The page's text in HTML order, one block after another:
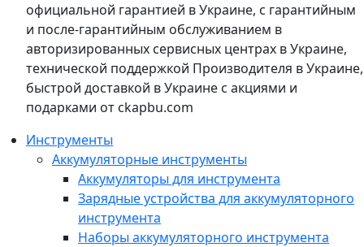
официальной гарантией в Украине, с гарантийным
и после-гарантийным обслуживанием в
авторизированных сервисных центрах в Украине,
технической поддержкой Производителя в Украине,
быстрой доставкой в Украине с акциями и
подарками от ckapbu.com
Инструменты
Аккумуляторные инструменты
Аккумуляторы для инструмента
Зарядные устройства для аккумуляторного
инструмента
Наборы аккумуляторного инструмента